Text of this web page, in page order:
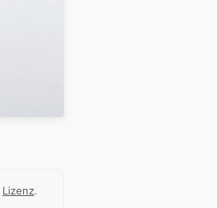
Lizenz.